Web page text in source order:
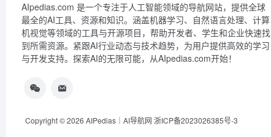
AIpedias.com 是一个专注于人工智能领域的导航网站，提供全球
最全的AI工具、资源和知识。涵盖机器学习、自然语言处理、计算
机视觉等领域的工具与开源项目，帮助开发者、学生和企业快速找
到所需资源。紧跟AI行业动态与技术趋势，为用户提供高效的学习
与开发支持。探索AI的无限可能，从AIpedias.com开始！
Copyright © 2026 AIPedias｜AI导航网 浙ICP备2023026385号-3